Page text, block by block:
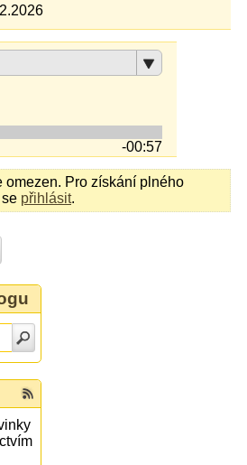
-00:57
omezen. Pro získání plného
přihlásit.